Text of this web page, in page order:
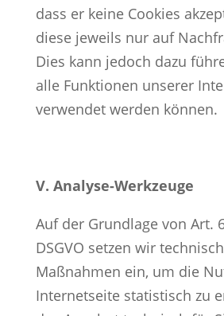
dass er keine Cookies
diese jeweils nur auf
Dies kann jedoch dazu
alle Funktionen unserer
verwendet werden können.
V. Analyse-Werkzeuge
Auf der Grundlage von Art.
DSGVO setzen wir
Maßnahmen ein, um die
Internetseite statistisch zu